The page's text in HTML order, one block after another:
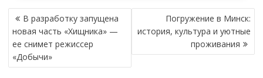
НАВИГАЦИЯ
ПО
ЗАПИСЯМ
В разработку запущена
новая часть «Хищника» —
ее снимет режиссер
«Добычи»
Погружение в Минск:
история, культура и уютные
проживания